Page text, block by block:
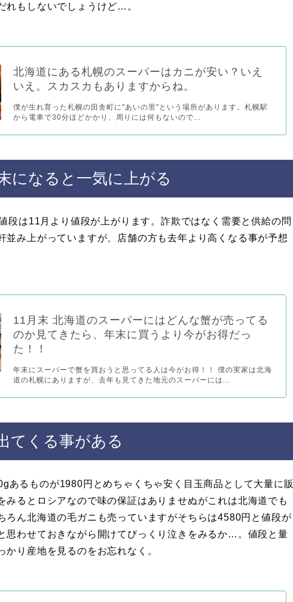
れもしないでしょうけど…。
北海道にある札幌のスーパーはカニが安い？いえ
いえ。スカスカもありますからね。
僕が生れ育った札幌の田舎町に"あいの里"という場所があります。札幌駅
から電車で30分ほどかかり、周りには何もないので...
になると一気に上がる
段は11月より値段が上がります。詐欺ではなく需要と供給の問
並み上がっていますが、店舗の方も去年より高くなる事が予想
11月末 北海道のスーパーにはどんな蟹が売ってる
のか見てきたら、年末に買うより今がお得だっ
た！！
年末にスーパーで蟹を買おうと思ってる人は今がお得！！ 僕の実家は北海
道の札幌にありますが、去年も見てきた地元のスーパーには...
てくる事がある
あるものが1980円とめちゃくちゃ安く目玉商品として大量に販
みるとロシアなので味の保証はありませぬがこれは北海道でも
ろん北海道の毛ガニも売っていますがそちらは4580円と値段が
思わせておきながら開けてびっくり泣きをみるか…。値段と量
かり産地を見るのをお忘れなく。